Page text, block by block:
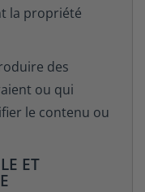
la propriété
des
ou qui
le contenu ou
ET